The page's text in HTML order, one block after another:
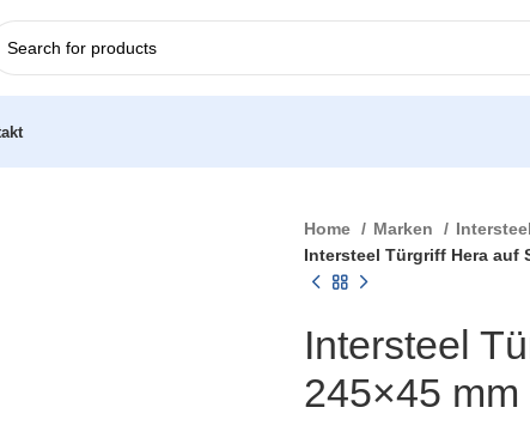
Home Marken
Intersteel
Intersteel Türgriff Hera auf
Intersteel
245×45